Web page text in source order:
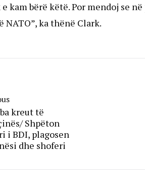
e kam bërë këtë. Por mendoj se
ka thënë Clark.
kreut të
Shpëton
i BDI, plagosen
dhe shoferi